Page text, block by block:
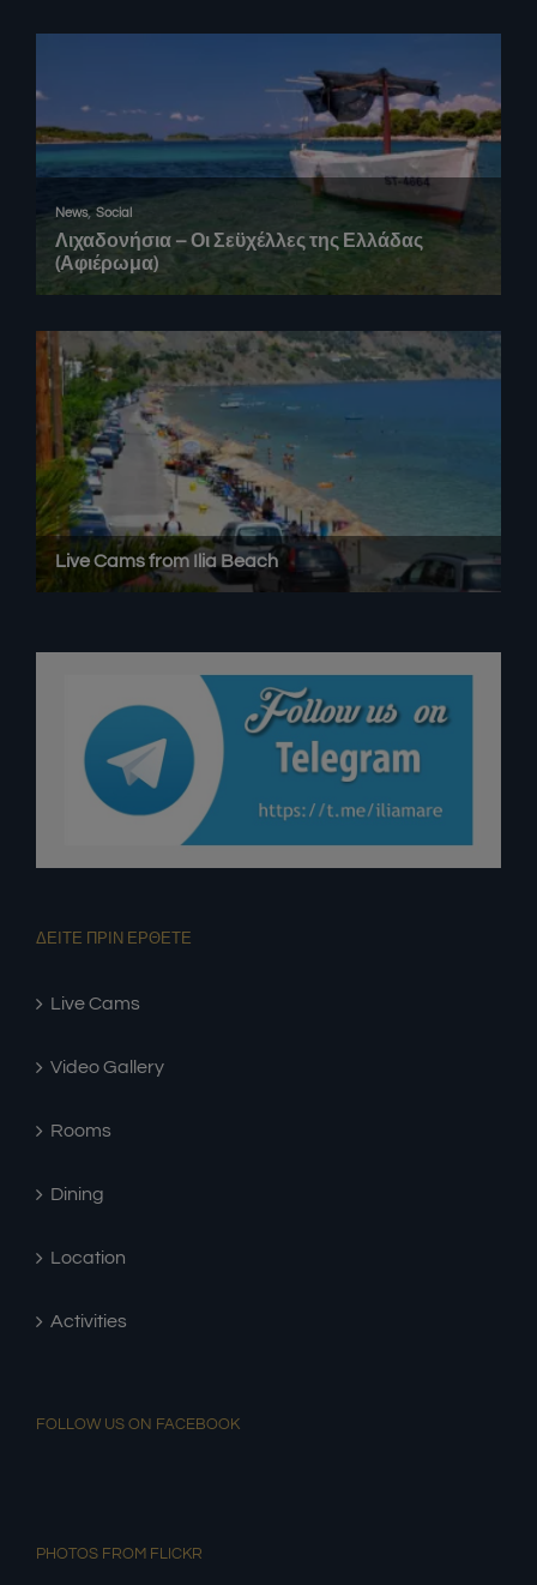
ΔΕΙΤΕ ΠΡΙΝ ΕΡΘΕΤΕ
Live Cams
Video Gallery
Rooms
Dining
Location
Activities
FOLLOW US ON FACEBOOK
PHOTOS FROM FLICKR